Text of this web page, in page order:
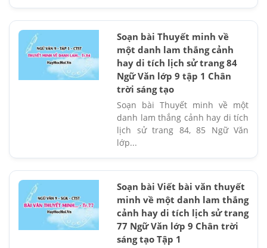
Soạn bài Thuyết minh về
một danh lam thắng cảnh
hay di tích lịch sử trang 84
Ngữ Văn lớp 9 tập 1 Chân
trời sáng tạo
Soạn bài Thuyết minh về một
danh lam thắng cảnh hay di tích
lịch sử trang 84, 85 Ngữ Văn
lớp...
Soạn bài Viết bài văn thuyết
minh về một danh lam thắng
cảnh hay di tích lịch sử trang
77 Ngữ Văn lớp 9 Chân trời
sáng tạo Tập 1